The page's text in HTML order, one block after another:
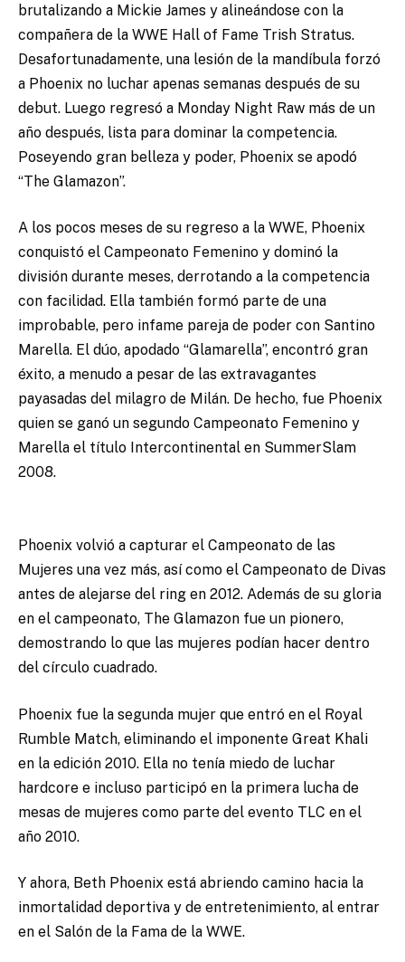
brutalizando a Mickie James y alineándose con la
compañera de la WWE Hall of Fame Trish Stratus.
Desafortunadamente, una lesión de la mandíbula forzó
a Phoenix no luchar apenas semanas después de su
debut. Luego regresó a Monday Night Raw más de un
año después, lista para dominar la competencia.
Poseyendo gran belleza y poder, Phoenix se apodó
“The Glamazon”.
A los pocos meses de su regreso a la WWE, Phoenix
conquistó el Campeonato Femenino y dominó la
división durante meses, derrotando a la competencia
con facilidad. Ella también formó parte de una
improbable, pero infame pareja de poder con Santino
Marella. El dúo, apodado “Glamarella”, encontró gran
éxito, a menudo a pesar de las extravagantes
payasadas del milagro de Milán. De hecho, fue Phoenix
quien se ganó un segundo Campeonato Femenino y
Marella el título Intercontinental en SummerSlam
2008.
Phoenix volvió a capturar el Campeonato de las
Mujeres una vez más, así como el Campeonato de Divas
antes de alejarse del ring en 2012. Además de su gloria
en el campeonato, The Glamazon fue un pionero,
demostrando lo que las mujeres podían hacer dentro
del círculo cuadrado.
Phoenix fue la segunda mujer que entró en el Royal
Rumble Match, eliminando el imponente Great Khali
en la edición 2010. Ella no tenía miedo de luchar
hardcore e incluso participó en la primera lucha de
mesas de mujeres como parte del evento TLC en el
año 2010.
Y ahora, Beth Phoenix está abriendo camino hacia la
inmortalidad deportiva y de entretenimiento, al entrar
en el Salón de la Fama de la WWE.